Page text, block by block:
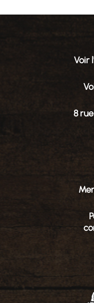
Voir
8